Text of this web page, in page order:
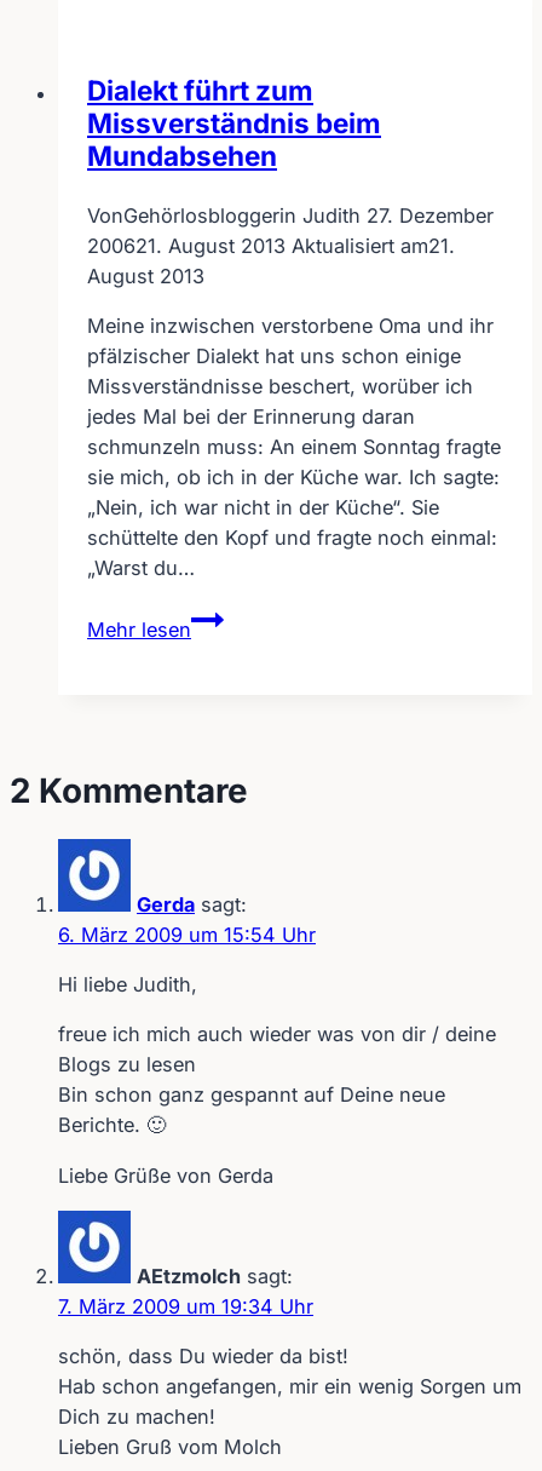
Dialekt führt zum
Missverständnis beim
Mundabsehen
VonGehörlosbloggerin Judith 27. Dezember
200621. August 2013 Aktualisiert am21.
August 2013
Meine inzwischen verstorbene Oma und ihr
pfälzischer Dialekt hat uns schon einige
Missverständnisse beschert, worüber ich
jedes Mal bei der Erinnerung daran
schmunzeln muss: An einem Sonntag fragte
sie mich, ob ich in der Küche war. Ich sagte:
„Nein, ich war nicht in der Küche“. Sie
schüttelte den Kopf und fragte noch einmal:
„Warst du…
Mehr lesen
Dialekt
führt
2 Kommentare
Gerda sagt:
6. März 2009 um 15:54 Uhr
Hi liebe Judith,
freue ich mich auch wieder was von dir / deine
Blogs zu lesen
Bin schon ganz gespannt auf Deine neue
Berichte. 🙂
Liebe Grüße von Gerda
AEtzmolch sagt:
7. März 2009 um 19:34 Uhr
schön, dass Du wieder da bist!
Hab schon angefangen, mir ein wenig Sorgen um
Dich zu machen!
Lieben Gruß vom Molch